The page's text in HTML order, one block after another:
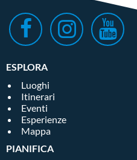
ESPLORA
Luoghi
Itinerari
Eventi
Esperienze
Mappa
PIANIFICA